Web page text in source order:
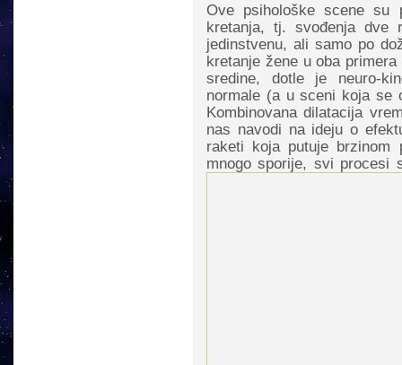
Ove psihološke scene su
kretanja, tj. svođenja dve
jedinstvenu, ali samo po
kretanje žene u oba
sredine, dotle je neuro-
normale (a u sceni koja se
Kombinovana dilatacija
nas navodi na ideju o
raketi koja putuje brzinom
mnogo sporije, svi procesi